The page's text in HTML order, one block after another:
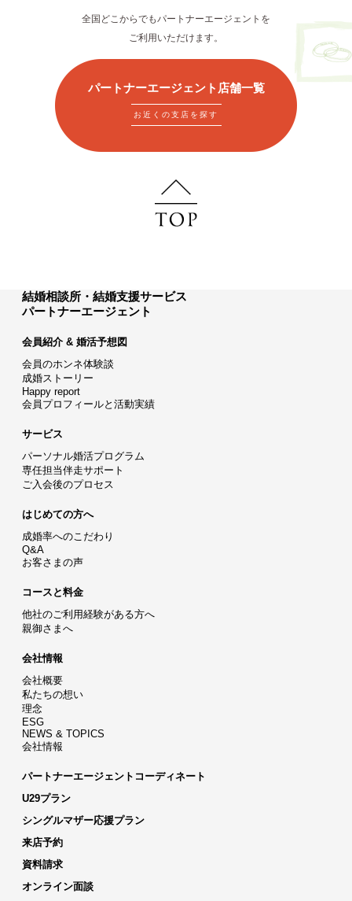
全国どこからでもパートナーエージェントを
ご利用いただけます。
パートナーエージェント店舗一覧
お近くの支店を探す
結婚相談所・結婚支援サービス
パートナーエージェント
会員紹介 & 婚活予想図
会員のホンネ体験談
成婚ストーリー
Happy report
会員プロフィールと活動実績
サービス
パーソナル婚活プログラム
専任担当伴走サポート
ご入会後のプロセス
はじめての方へ
成婚率へのこだわり
Q&A
お客さまの声
コースと料金
他社のご利用経験がある方へ
親御さまへ
会社情報
会社概要
私たちの想い
理念
ESG
NEWS & TOPICS
会社情報
パートナーエージェントコーディネート
U29プラン
シングルマザー応援プラン
来店予約
資料請求
オンライン面談